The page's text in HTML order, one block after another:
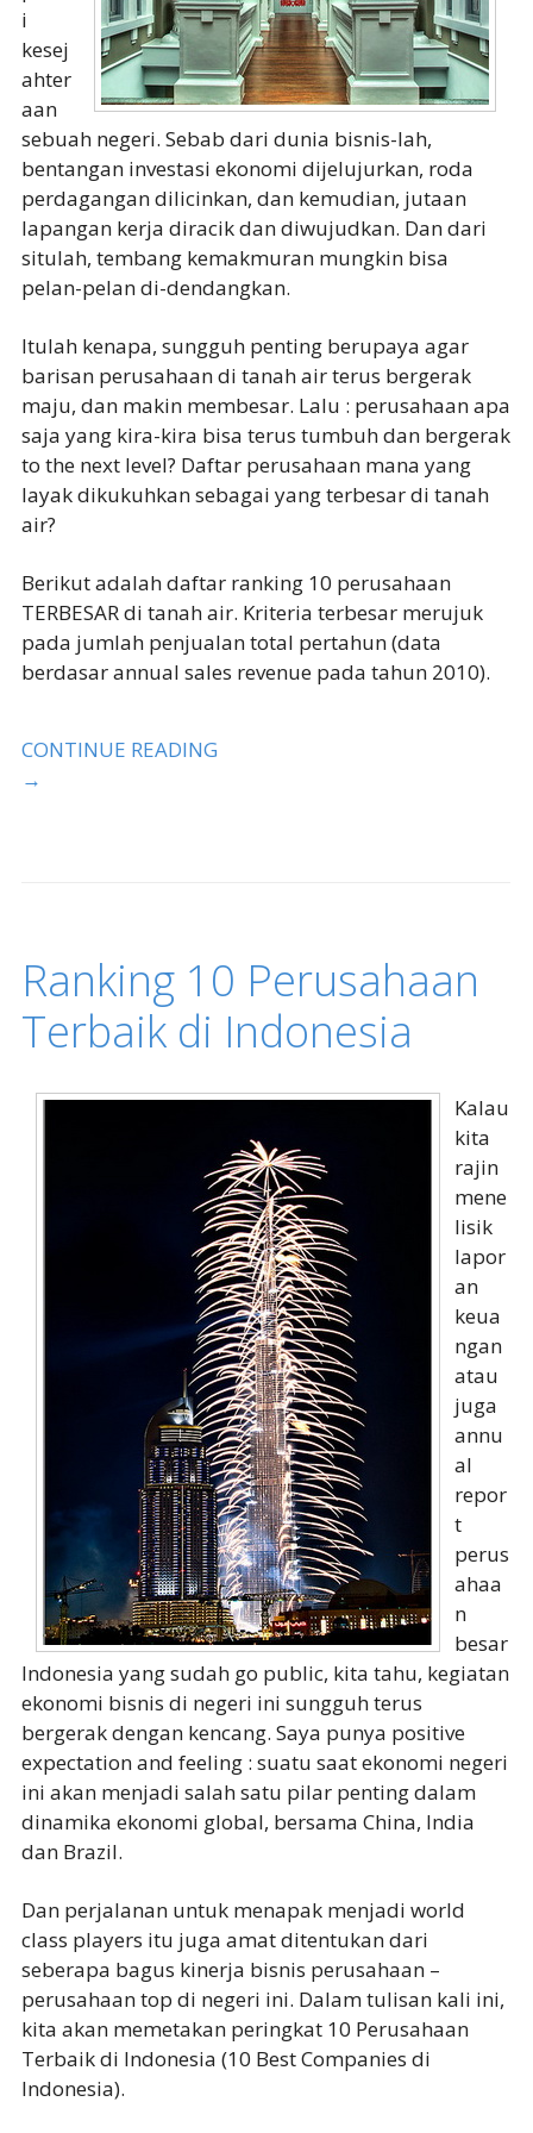
i
kesej
ahter
aan
sebuah negeri. Sebab dari dunia bisnis-lah,
bentangan investasi ekonomi dijelujurkan, roda
perdagangan dilicinkan, dan kemudian, jutaan
lapangan kerja diracik dan diwujudkan. Dan dari
situlah, tembang kemakmuran mungkin bisa
pelan-pelan di-dendangkan.
Itulah kenapa, sungguh penting berupaya agar
barisan perusahaan di tanah air terus bergerak
maju, dan makin membesar. Lalu : perusahaan apa
saja yang kira-kira bisa terus tumbuh dan bergerak
to the next level? Daftar perusahaan mana yang
layak dikukuhkan sebagai yang terbesar di tanah
air?
Berikut adalah daftar ranking 10 perusahaan
TERBESAR di tanah air. Kriteria terbesar merujuk
pada jumlah penjualan total pertahun (data
berdasar annual sales revenue pada tahun 2010).
CONTINUE READING
→
Ranking 10 Perusahaan
Terbaik di Indonesia
Kalau
kita
rajin
mene
lisik
lapor
an
keua
ngan
atau
juga
annu
al
repor
t
perus
ahaa
n
besar
Indonesia yang sudah go public, kita tahu, kegiatan
ekonomi bisnis di negeri ini sungguh terus
bergerak dengan kencang. Saya punya positive
expectation and feeling : suatu saat ekonomi negeri
ini akan menjadi salah satu pilar penting dalam
dinamika ekonomi global, bersama China, India
dan Brazil.
Dan perjalanan untuk menapak menjadi world
class players itu juga amat ditentukan dari
seberapa bagus kinerja bisnis perusahaan –
perusahaan top di negeri ini. Dalam tulisan kali ini,
kita akan memetakan peringkat 10 Perusahaan
Terbaik di Indonesia (10 Best Companies di
Indonesia).